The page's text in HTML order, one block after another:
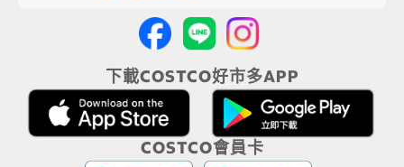
下載COSTCO好市多APP
COSTCO會員卡